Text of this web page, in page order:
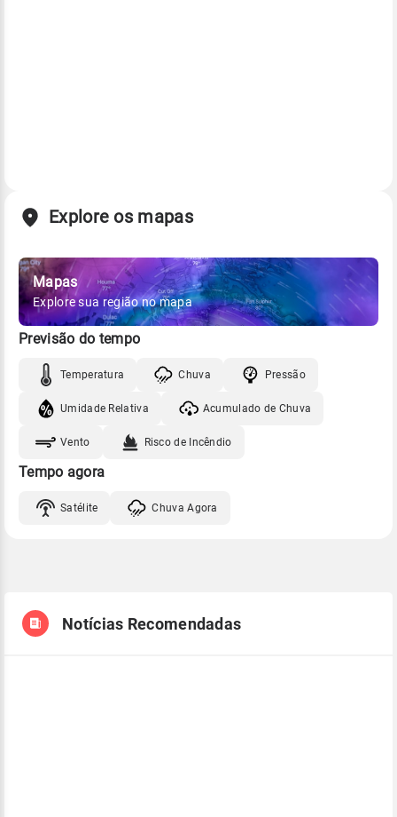
Explore os mapas
Mapas
Explore sua região no mapa
Previsão do tempo
Temperatura Chuva Pressão
Umidade Relativa Acumulado de Chuva
Vento Risco de Incêndio
Tempo agora
Satélite Chuva Agora
Notícias Recomendadas